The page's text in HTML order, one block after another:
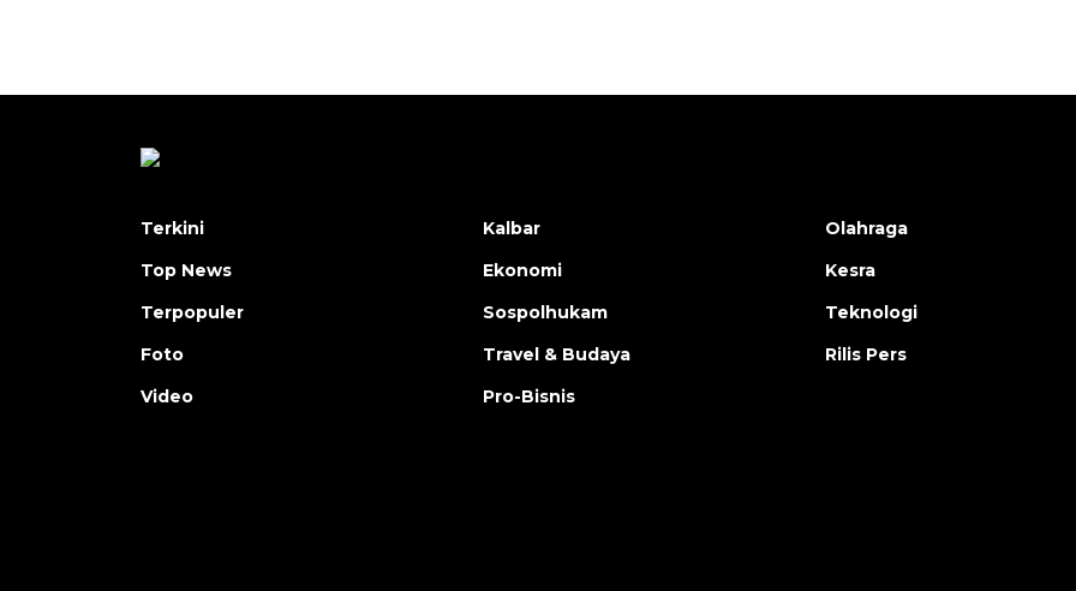
Terkini
Top News
Terpopuler
Foto
Video
Kalbar
Ekonomi
Sospolhukam
Travel & Budaya
Pro-Bisnis
Olahraga
Kesra
Teknologi
Rilis Pers